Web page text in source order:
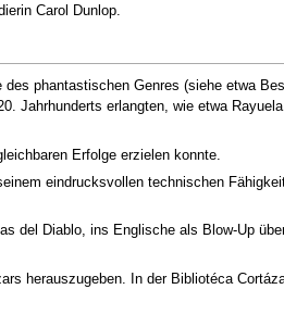
Carol Dunlop.
phantastischen Genres (siehe etwa
Jahrhunderts erlangten, wie etwa
Erfolge erzielen konnte.
eindrucksvollen technischen
del Diablo, ins Englische als Blow-Up
herauszugeben. In der Bibliotéca